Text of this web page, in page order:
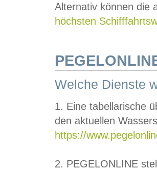
Alternativ können die
höchsten
Welche Dienste
1. Eine tabellarische
den aktuellen
https://
2. PEGELONLINE